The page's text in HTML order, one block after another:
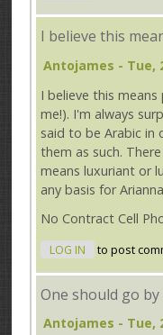
I believe this
Antojames - Tue,
I believe this
me!). I'm always
said to be Arabic in
them as such.
means luxuriant or
any basis for
No Contract Cell
LOG IN to post
One should go
Antojames - Tue,